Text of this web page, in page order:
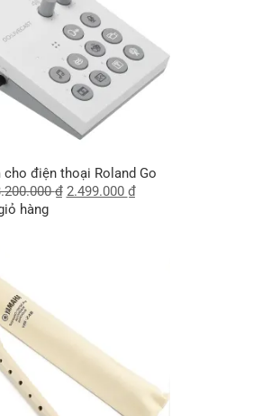
cho điện thoại Roland Go
₫ 2.499.000 ₫
hàng